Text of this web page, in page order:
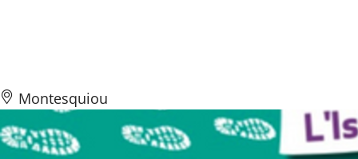
Montesquiou